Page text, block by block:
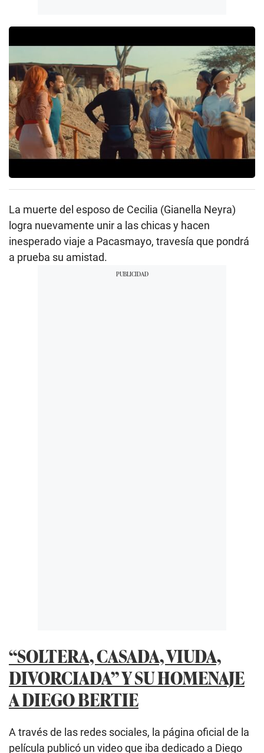
La muerte del esposo de Cecilia (Gianella Neyra)
logra nuevamente unir a las chicas y hacen
inesperado viaje a Pacasmayo, travesía que pondrá
a prueba su amistad.
“SOLTERA, CASADA, VIUDA,
DIVORCIADA” Y SU HOMENAJE
A DIEGO BERTIE
A través de las redes sociales, la página oficial de la
película publicó un video que iba dedicado a Diego